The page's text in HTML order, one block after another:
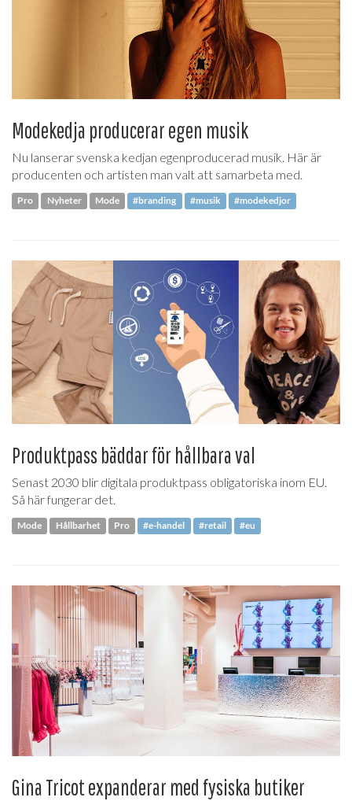
Modekedja producerar egen musik
Nu lanserar svenska kedjan egenproducerad musik. Här är
producenten och artisten man valt att samarbeta med.
Pro Nyheter Mode #branding #musik #modekedjor
Produktpass bäddar för hållbara val
Senast 2030 blir digitala produktpass obligatoriska inom EU.
Så här fungerar det.
Mode Hållbarhet Pro #e-handel #retail #eu
Gina Tricot expanderar med fysiska butiker